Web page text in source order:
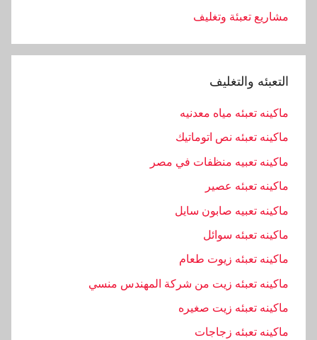
مشاريع تعبئة وتغليف
التعبئه والتغليف
ماكينه تعبئه مياه معدنيه
ماكينه تعبئه نص اتوماتيك
ماكينه تعبيه منظفات في مصر
ماكينه تعبئه عصير
ماكينه تعبيه صابون سايل
ماكينه تعبئه سوائل
ماكينه تعبئه زيوت طعام
ماكينه تعبئه زيت من شركة المهندس منسي
ماكينه تعبئه زيت صغيره
ماكينه تعبئه زجاجات